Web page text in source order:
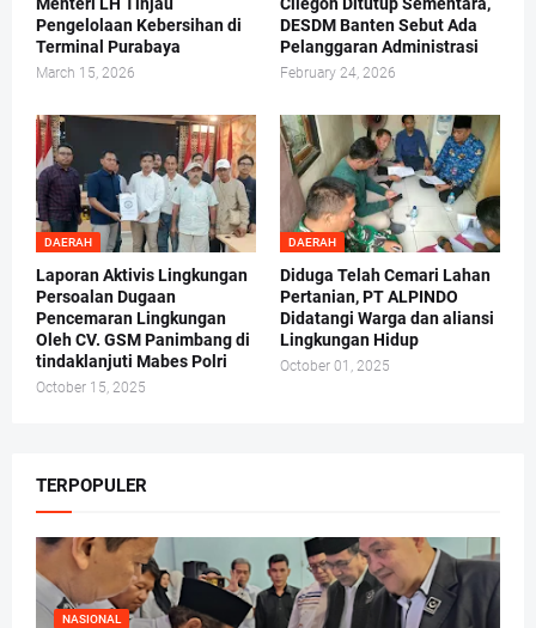
Menteri LH Tinjau
Pengelolaan Kebersihan di
Terminal Purabaya
March 15, 2026
Cilegon Ditutup Sementara,
DESDM Banten Sebut Ada
Pelanggaran Administrasi
February 24, 2026
DAERAH
Laporan Aktivis Lingkungan
Persoalan Dugaan
Pencemaran Lingkungan
Oleh CV. GSM Panimbang di
tindaklanjuti Mabes Polri
October 15, 2025
DAERAH
Diduga Telah Cemari Lahan
Pertanian, PT ALPINDO
Didatangi Warga dan aliansi
Lingkungan Hidup
October 01, 2025
TERPOPULER
NASIONAL